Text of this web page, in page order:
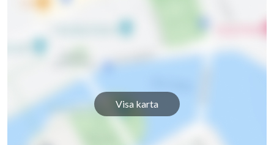
Visa karta